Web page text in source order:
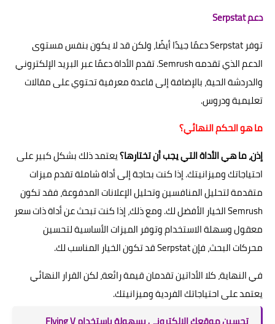
دعم Serpstat
توفر Serpstat دعمًا جيدًا أيضًا، ولكن قد لا يكون بنفس مستوى
الدعم الذي تقدمه Semrush. تقدم الأداة دعمًا عبر البريد الإلكتروني
والدردشة الحية، بالإضافة إلى قاعدة معرفية تحتوي على مقالات
تعليمية ودروس.
ما هو الحكم النهائي؟
إذن، ما هي الأداة التي يجب أن تختارها؟يعتمد ذلك بشكل كبير على
احتياجاتك وميزانيتك. إذا كنت بحاجة إلى أداة شاملة تقدم ميزات
متقدمة لتحليل المنافسين وتحليل الإعلانات المدفوعة، فقد تكون
Semrush الخيار الأفضل لك. ومع ذلك، إذا كنت تبحث عن أداة ذات سعر
معقول وسهلة الاستخدام وتوفر الميزات الأساسية لتحسين
محركات البحث، فإن Serpstat قد تكون الخيار المناسب لك.
في النهاية، كلا الأداتين تقدمان قيمة رائعة، لكن القرار النهائي
يعتمد على احتياجاتك الفردية وميزانيتك.